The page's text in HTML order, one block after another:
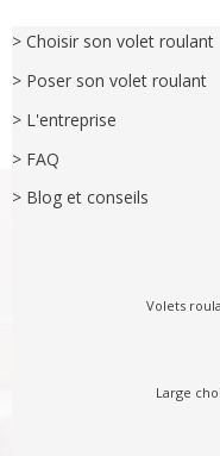
> Choisir son volet roulant
> Poser son volet roulant
> L'entreprise
> FAQ
> Blog et conseils
Volets
Large